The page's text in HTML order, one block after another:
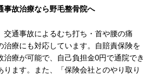
事故治療なら野毛整骨院へ
交通事故によるむち打ち・首や腰の痛
治療にも対応しています。自賠責保険を
治療が可能で、自己負担金0円で通院でき
ります。また、「保険会社とのやり取り